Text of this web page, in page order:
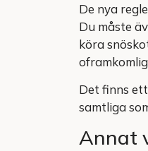
De nya
Du måste
köra
Det finns
samtliga
Annat